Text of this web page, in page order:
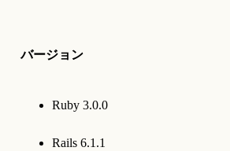
バージョン
Ruby 3.0.0
Rails 6.1.1